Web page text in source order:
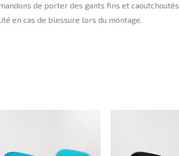
de porter des gants fins et
en cas de blessure lors du montage.